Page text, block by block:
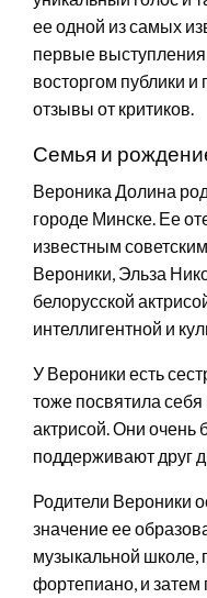
ее одной из самых
первые
восторгом публики
отзывы от критиков.
Семья и
Вероника Долина
городе Минске. Ее
известным
Вероники, Эльза
белорусской
интеллигентной и
У Вероники есть
тоже посвятила себя
актрисой. Они очень
поддерживают друг
Родители Вероники
значение ее
музыкальной школе,
фортепиано, и